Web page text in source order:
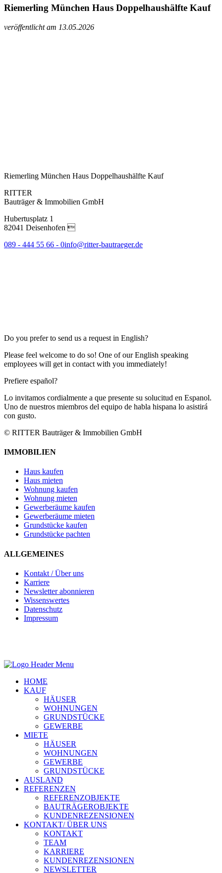
Riemerling München Haus Doppelhaushälfte Kauf
veröffentlicht am 13.05.2026
Riemerling München Haus Doppelhaushälfte Kauf
RITTER
Bauträger & Immobilien GmbH
Hubertusplatz 1
82041 Deisenhofen 
089 - 444 55 66 - 0info@ritter-bautraeger.de
Do you prefer to send us a request in English?
Please feel welcome to do so! One of our English speaking
employees will get in contact with you immediately!
Prefiere español?
Lo invitamos cordialmente a que presente su solucitud en Espanol.
Uno de nuestros miembros del equipo de habla hispana lo asistirá
con gusto.
© RITTER Bauträger & Immobilien GmbH
IMMOBILIEN
Haus kaufen
Haus mieten
Wohnung kaufen
Wohnung mieten
Gewerberäume kaufen
Gewerberäume mieten
Grundstücke kaufen
Grundstücke pachten
ALLGEMEINES
Kontakt / Über uns
Karriere
Newsletter abonnieren
Wissenswertes
Datenschutz
Impressum
HOME
KAUF
HÄUSER
WOHNUNGEN
GRUNDSTÜCKE
GEWERBE
MIETE
HÄUSER
WOHNUNGEN
GEWERBE
GRUNDSTÜCKE
AUSLAND
REFERENZEN
REFERENZOBJEKTE
BAUTRÄGEROBJEKTE
KUNDENREZENSIONEN
KONTAKT/ ÜBER UNS
KONTAKT
TEAM
KARRIERE
KUNDENREZENSIONEN
NEWSLETTER